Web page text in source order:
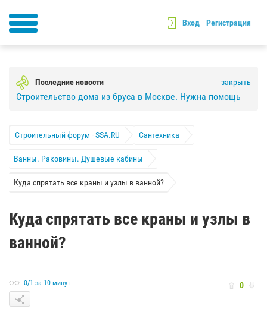
Вход Регистрация
Последние новости закрыть
Строительство дома из бруса в Москве. Нужна помощь
Строительный форум - SSA.RU Сантехника
Ванны. Раковины. Душевые кабины
Куда спрятать все краны и узлы в ванной?
Куда спрятать все краны и узлы в
ванной?
0/1 за 10 минут 0